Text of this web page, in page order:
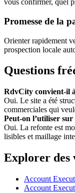
vous confirmer, quel
Promesse de la
Orienter rapidement
prospection locale
Questions
RdvCity convient-il
Oui. Le site a été
commerciales qui
Peut-on l’utiliser
Oui. La refonte est
lisibles et maillage
Explorer des
Account
Account